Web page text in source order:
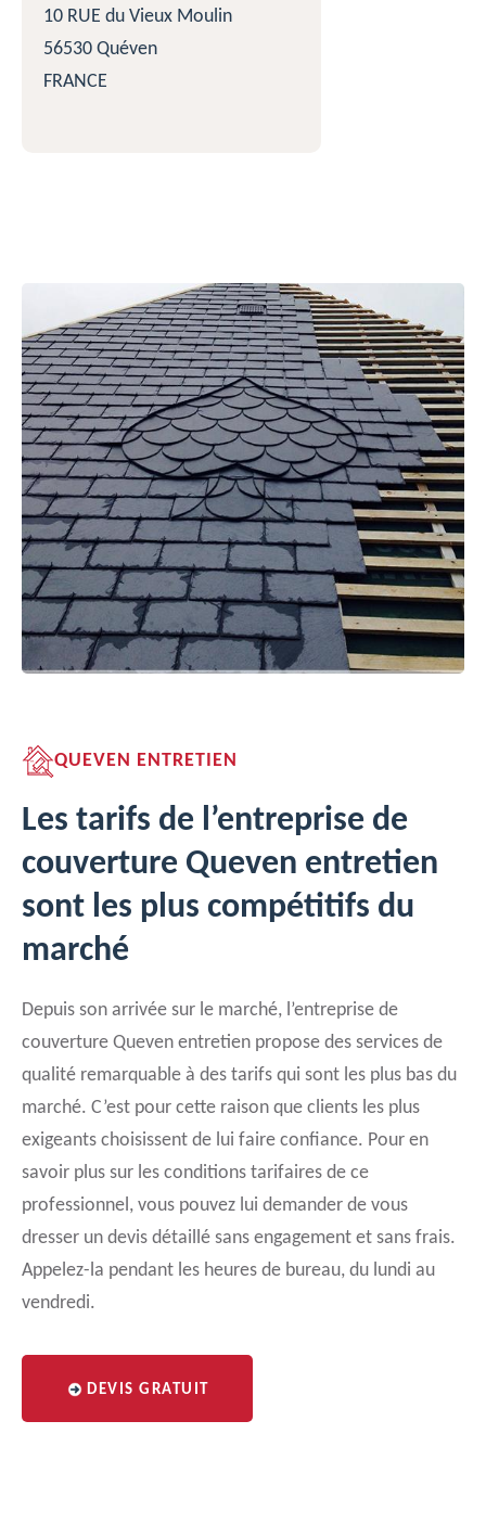
10 RUE du Vieux Moulin
56530 Quéven
FRANCE
QUEVEN ENTRETIEN
Les tarifs de l’entreprise de
couverture Queven entretien
sont les plus compétitifs du
marché
Depuis son arrivée sur le marché, l’entreprise de
couverture Queven entretien propose des services de
qualité remarquable à des tarifs qui sont les plus bas du
marché. C’est pour cette raison que clients les plus
exigeants choisissent de lui faire confiance. Pour en
savoir plus sur les conditions tarifaires de ce
professionnel, vous pouvez lui demander de vous
dresser un devis détaillé sans engagement et sans frais.
Appelez-la pendant les heures de bureau, du lundi au
vendredi.
DEVIS GRATUIT